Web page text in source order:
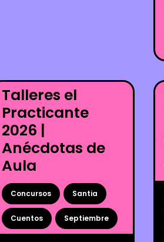
Talleres el
Practicante
2026 |
Anécdotas de
Aula
Concursos Santia
Cuentos Septiembre